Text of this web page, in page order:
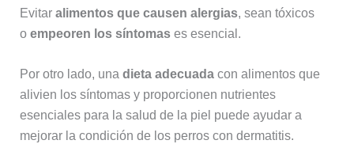
Evitar alimentos que causen alergias, sean tóxicos
o empeoren los síntomases esencial.
Por otro lado, una dieta adecuadacon alimentos que
alivien los síntomas y proporcionen nutrientes
esenciales para la salud de la piel puede ayudar a
mejorar la condición de los perros con dermatitis.